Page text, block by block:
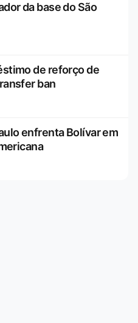
da base do São
de reforço de
ban
enfrenta Bolívar em